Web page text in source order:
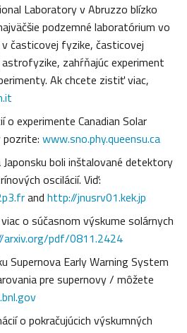
Laboratory v Abruzzo blízko
podzemné laboratórium vo
časticovej fyzike, časticovej
zahŕňajúc experiment
Ak chcete zistiť viac,
experimente Canadian Solar
www.sno.phy.queensu.ca
boli inštalované detektory
oscilácií. Viď:
and http://jnusrv01.kek.jp
o súčasnom výskume solárnych
pdf/0811.2424
Supernova Early Warning System
pre supernovy / môžete
o pokračujúcich výskumných